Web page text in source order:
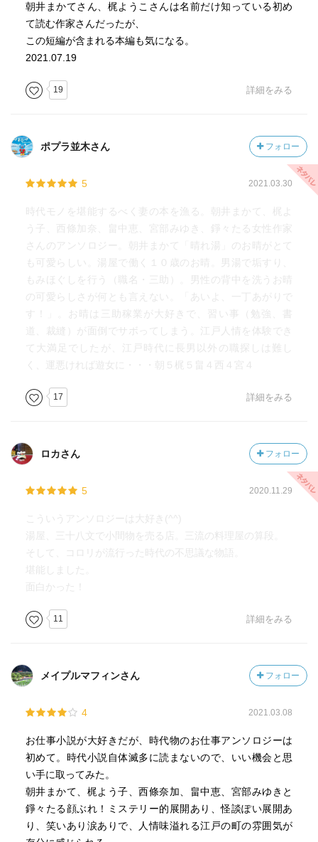
朝井まかてさん、梶ようこさんは名前だけ知っている初め
て読む作家さんだったが、
この短編が含まれる本編も気になる。
2021.07.19
19 詳細をみる
ポプラ並木さん フォロー
5 2021.03.30
時代モノを堪能するべく妻の本を漁る。朝井まかて、梶よ
う子、西條加奈、畠中恵、宮部みゆき、錚々たる女性作家
さんのアンソロジー。朝井まかて「晴れ湯」のお晴がとて
も可愛らしい。湯屋で働く１０歳のお晴。男湯で垢すり、
もみほぐしを行う（職名・三助）。男性の背中を洗うお晴
の可愛らしさが何とも言えない。「あいよ、一丁あがりで
す！」。お晴は三助稼業が大好きで、習い事（勉強、書
道、裁縫）が面倒でサボってしまう。江戸人情を体験でき
て大満足でしたが、江戸時代に長男以外の職探しは難し
く、運悪ければ遊女に・・・朝５梶５畠４西４宮４
17 詳細をみる
ロカさん フォロー
5 2020.11.29
こういうアンソロジーは大好き(^^)
湯屋、三十八文で小間物を売る店。三流の料理屋の算段。
そして、コロリが流行った時代の不思議な物語。
堪能しました。
面白かった！
11 詳細をみる
メイプルマフィンさん フォロー
4 2021.03.08
お仕事小説が大好きだが、時代物のお仕事アンソロジーは
初めて。時代小説自体滅多に読まないので、いい機会と思
い手に取ってみた。
朝井まかて、梶よう子、西條奈加、畠中恵、宮部みゆきと
錚々たる顔ぶれ！ミステリー的展開あり、怪談ぽい展開あ
り、笑いあり涙ありで、人情味溢れる江戸の町の雰囲気が